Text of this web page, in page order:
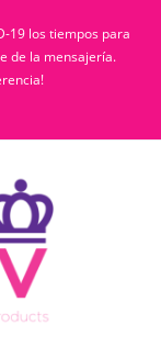
19 los tiempos para
de la mensajería.